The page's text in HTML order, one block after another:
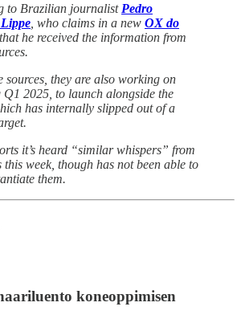
to Brazilian journalist Pedro
, who claims in a new OX do
that he received the information from
sources, they are also working on
Q1 2025, to launch alongside the
has internally slipped out of a
it’s heard “similar whispers” from
this week, though has not been able to
them.
koneoppimisen